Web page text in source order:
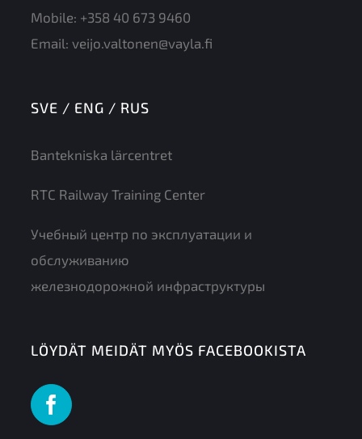
Mobile: +358 40 673 9460
Email: veijo.valtonen@vayla.fi
SVE / ENG / RUS
Bantekniska lärcentret
RTC Railway Training Center
Учебный центр по эксплуатации и
обслуживанию
железнодорожной инфраструктуры
LÖYDÄT MEIDÄT MYÖS FACEBOOKISTA